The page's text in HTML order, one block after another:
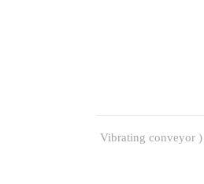
کانوایر های ارتعاشی ( Vibrating conveyor